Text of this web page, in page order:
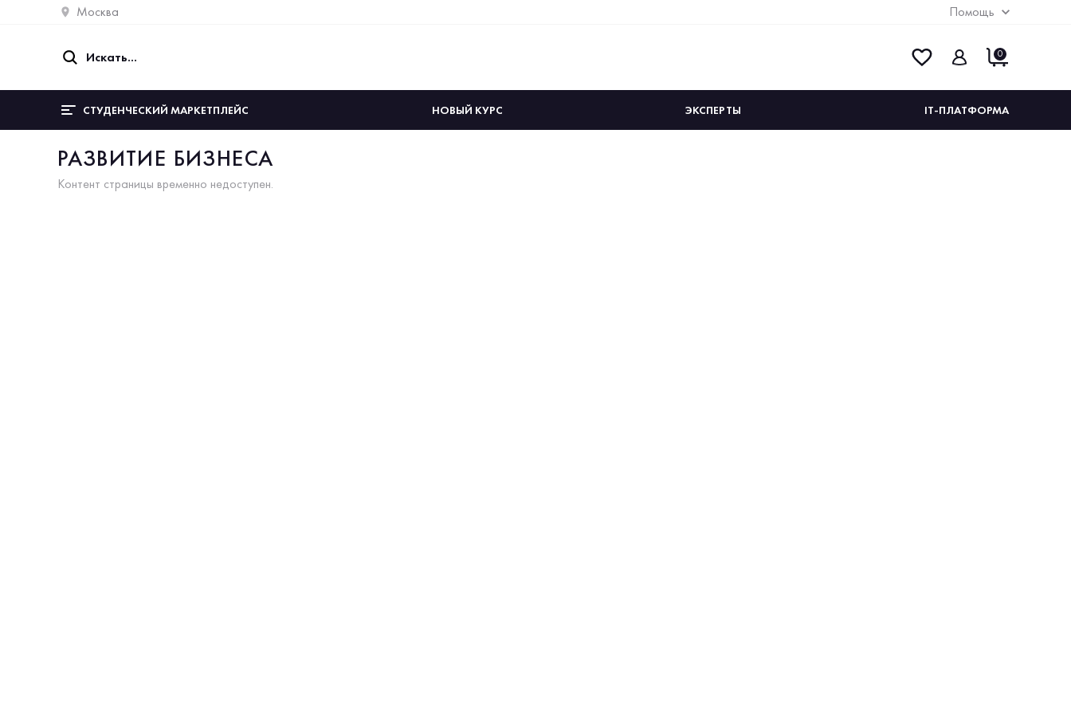
Москва Помощь
0
СТУДЕНЧЕСКИЙ МАРКЕТПЛЕЙС НОВЫЙ КУРС ЭКСПЕРТЫ IT-ПЛАТФОРМА
РАЗВИТИЕ БИЗНЕСА
Контент страницы временно недоступен.